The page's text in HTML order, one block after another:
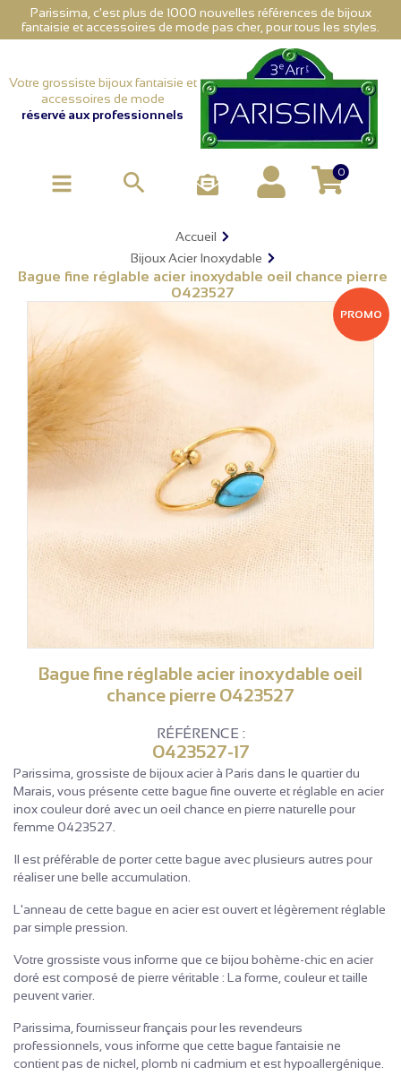
Parissima, c'est plus de 1000 nouvelles références de bijoux
fantaisie et accessoires de mode pas cher, pour tous les styles.
Votre grossiste bijoux fantaisie et
accessoires de mode
réservé aux professionnels
 0
Accueil
Bijoux Acier Inoxydable
Bague fine réglable acier inoxydable oeil chance pierre
0423527
PROMO
Bague fine réglable acier inoxydable oeil
chance pierre 0423527
RÉFÉRENCE :
0423527-17
Parissima, grossiste de bijoux acier à Paris dans le quartier du
Marais, vous présente cette bague fine ouverte et réglable en acier
inox couleur doré avec un oeil chance en pierre naturelle pour
femme 0423527.
Il est préférable de porter cette bague avec plusieurs autres pour
réaliser une belle accumulation.
L'anneau de cette bague en acier est ouvert et légèrement réglable
par simple pression.
Votre grossiste vous informe que ce bijou bohème-chic en acier
doré est composé de pierre véritable : La forme, couleur et taille
peuvent varier.
Parissima, fournisseur français pour les revendeurs
professionnels, vous informe que cette bague fantaisie ne
contient pas de nickel, plomb ni cadmium et est hypoallergénique.